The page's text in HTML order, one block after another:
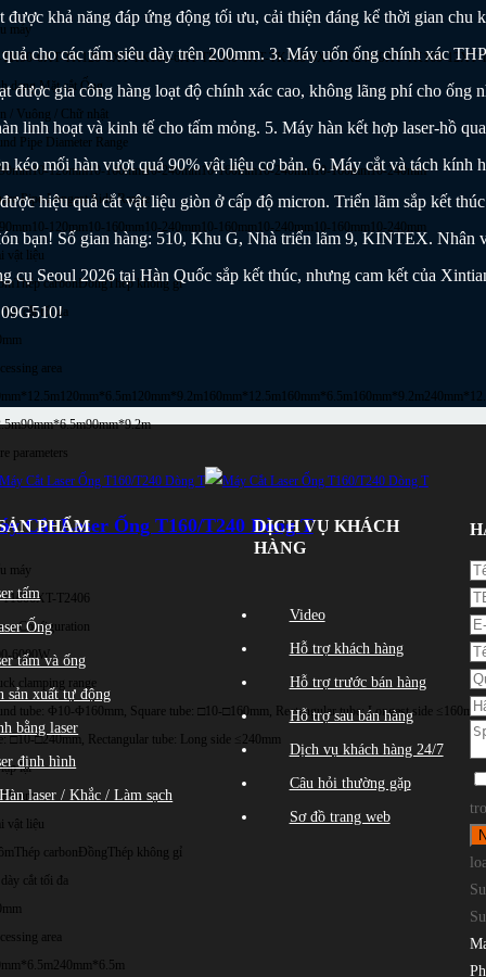
máy
6XT-TK120-6XT-TK160-6XT-TK240-6XT-TK160-9XT-TK240-9XT-TK160-12XT-
dạng Mặt cắt Ống
/ Vuông / Chữ nhật
Pipe Diameter Range
10-120mm10-160mm10-240mm10-160mm10-240mm10-160mm10-240mm
Pipe Longest Side Range
90mm10-120mm10-160mm10-240mm10-160mm10-240mm10-160mm10-240mm
vật liệu
Thép carbon ĐồngThép không gỉ
cắt tối đa
area
120mm*6.5m120mm*9.2m160mm*12.5m160mm*6.5m160mm*9.2m
90mm*6.5m90mm*9.2m
parameters
Cắt Laser Ống T160/T240 Dòng T
máy
XT-T2406
Configuration
6000W
clamping range
tube: Φ10-Φ160mm, Square tube: □10-□160mm, Rectangular tube: Longest side ≤160mm
□10-□240mm, Rectangular tube: Long side ≤240mm
lại
mm
vật liệu
Thép carbon Đồng Thép không gỉ
dày cắt tối đa
area
240mm*6.5m
khả năng đáp ứng động tối ưu, cải thiện đáng kể thời gian
cho các tấm siêu dày trên 200mm. 3. Máy uốn ống chính xác
được gia công hàng loạt độ chính xác cao, không lãng phí cho
linh hoạt và kinh tế cho tấm mỏng. 5. Máy hàn kết hợp laser-hồ
kéo mối hàn vượt quá 90% vật liệu cơ bản. 6. Máy cắt và tách
hiệu quả cắt vật liệu giòn ở cấp độ micron. Triển lãm sắp kết
bạn! Số gian hàng: 510, Khu G, Nhà triển lãm 9, KINTEX. Nhân
Seoul 2026 tại Hàn Quốc sắp kết thúc, nhưng cam kết của
PHẨM
tấm
Ống
tấm và ống
sản xuất tự động
bằng laser
định hình
laser / Khắc / Làm sạch
DỊCH VỤ KHÁCH
HÀNG
Video
Hỗ trợ khách hàng
Hỗ trợ trước bán hàng
Hỗ trợ sau bán hàng
Dịch vụ khách hàng 24/7
Câu hỏi thường gặp
Sơ đồ trang web